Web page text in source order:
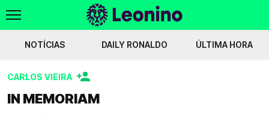
Javi Vázquez na mira do Sporting
NOTÍCIAS DAILY RONALDO ÚLTIMA HORA
CARLOS VIEIRA
IN MEMORIAM